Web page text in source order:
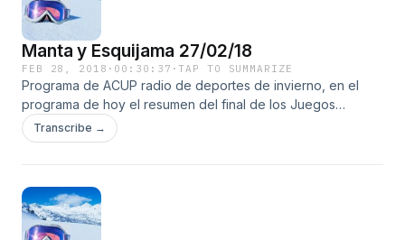
Manta y Esquijama 27/02/18
FEB 28, 2018 · 00:30:37 ·TAP TO SUMMARIZE
Programa de ACUP radio de deportes de invierno, en el
programa de hoy el resumen del final de los Juegos
Olímpicos de PyeongChang con las últimas pruebas de
combinada nórdica (prueba por equipos), esquí de fondo
Transcribe →